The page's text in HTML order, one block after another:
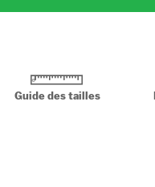
Guide des tailles